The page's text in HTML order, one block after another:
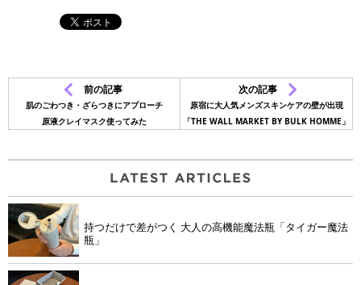
前の記事
肌のごわつき・ざらつきにアプローチ
原液クレイマスク使ってみた
次の記事
原宿に大人気メンズスキンケアの壁が出現
「THE WALL MARKET BY BULK HOMME」
持つだけで差がつく 大人の高機能魔法瓶「タイガー魔法
瓶」